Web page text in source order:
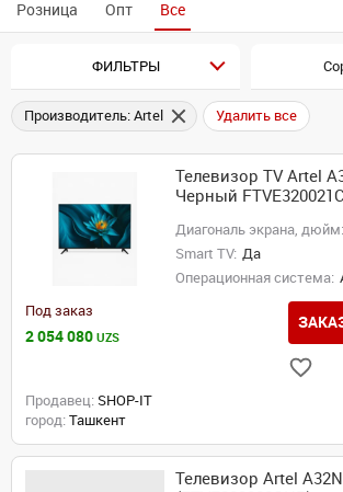
Розница Опт Все
ФИЛЬТРЫ
Производитель: Artel Удалить все
Телевизор TV Artel
Черный
Диагональ экрана, дюйм:
Smart TV: Да
Операционная система:
Под заказ
2 054 080 UZS
Продавец: SHOP-IT
город: Ташкент
Телевизор Artel